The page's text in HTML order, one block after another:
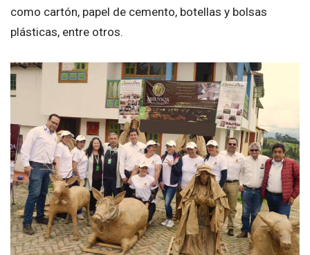
como cartón, papel de cemento, botellas y bolsas
plásticas, entre otros.